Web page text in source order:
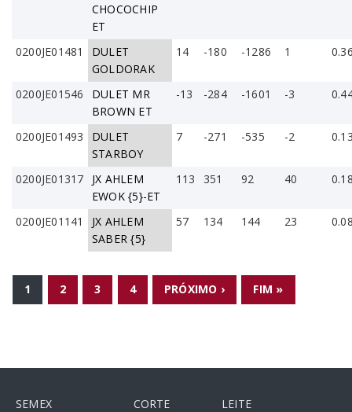
CHOCOCHIP
ET
0200JE01481
DULET
GOLDORAK
14 -180 -1286 1
0200JE01546
DULET MR
BROWN ET
-13 -284 -1601 -3
0200JE01493
DULET
STARBOY
7 -271 -535 -2
0200JE01317
JX AHLEM
EWOK {5}-ET
113 351 92 40
0200JE01141
JX AHLEM
SABER {5}
57 134 144 23
1 2 3 4 PRÓXIMO › FIM »
SEMEX
CORTE
LEITE